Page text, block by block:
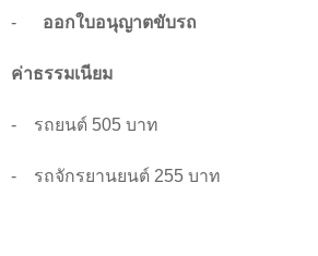
- ออกใบอนุญาตขับรถ
ค่าธรรมเนียม
- รถยนต์ 505 บาท
- รถจักรยานยนต์ 255 บาท